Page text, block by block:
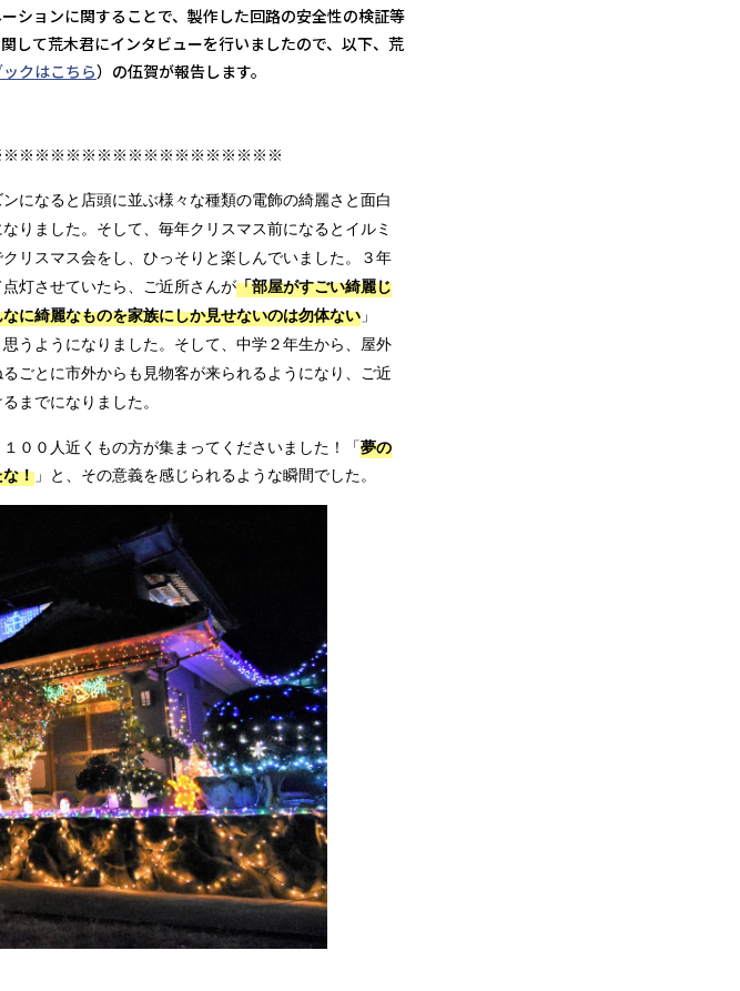
ションに関することで、製作した回路の安全性の検証等
して荒木君にインタビューを行いましたので、以下、荒
クはこちら）の伍賀が報告します。
になると店頭に並ぶ様々な種類の電飾の綺麗さと面白
りました。そして、毎年クリスマス前になるとイルミ
リスマス会をし、ひっそりと楽しんでいました。３年
灯させていたら、ご近所さんが「部屋がすごい綺麗じ
に綺麗なものを家族にしか見せないのは勿体ない 」
思うようになりました。そして、中学２年生から、屋外
ごとに市外からも見物客が来られるようになり、ご近
までになりました。
００人近くもの方が集まってくださいました！「夢の
！ 」と、その意義を感じられるような瞬間でした。